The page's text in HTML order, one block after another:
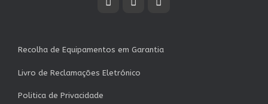
Recolha de Equipamentos em Garantia
Livro de Reclamações Eletrónico
Politica de Privacidade